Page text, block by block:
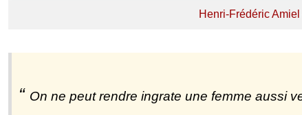
Henri-Frédéric Amiel
On ne peut rendre ingrate une femme aussi